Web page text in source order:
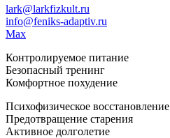
lark@larkfizkult.ru
info@feniks-adaptiv.ru
Max
Контролируемое питание
Безопасный тренинг
Комфортное похудение
Психофизическое восстановление
Предотвращение старения
Активное долголетие